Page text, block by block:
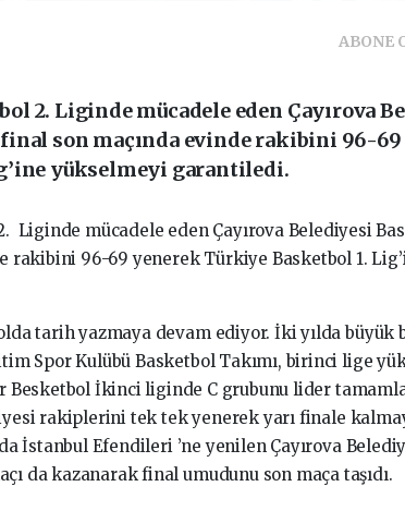
ABONE
2. Liginde mücadele eden Çayırova
final son maçında evinde rakibini 96-
yükselmeyi garantiledi.
mücadele eden Çayırova Belediyesi
rakibini 96-69 yenerek Türkiye Basketbol 1.
tarih yazmaya devam ediyor. İki yılda büyük
Spor Kulübü Basketbol Takımı, birinci lige
İkinci liginde C grubunu lider
rakiplerini tek tek yenerek yarı finale
İstanbul Efendileri ’ne yenilen Çayırova
da kazanarak final umudunu son maça taşıdı.